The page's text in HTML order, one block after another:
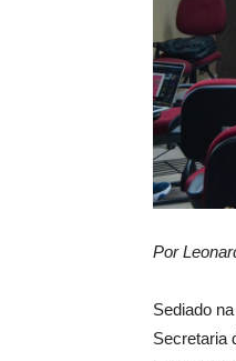
Por
Sediado
Secretaria